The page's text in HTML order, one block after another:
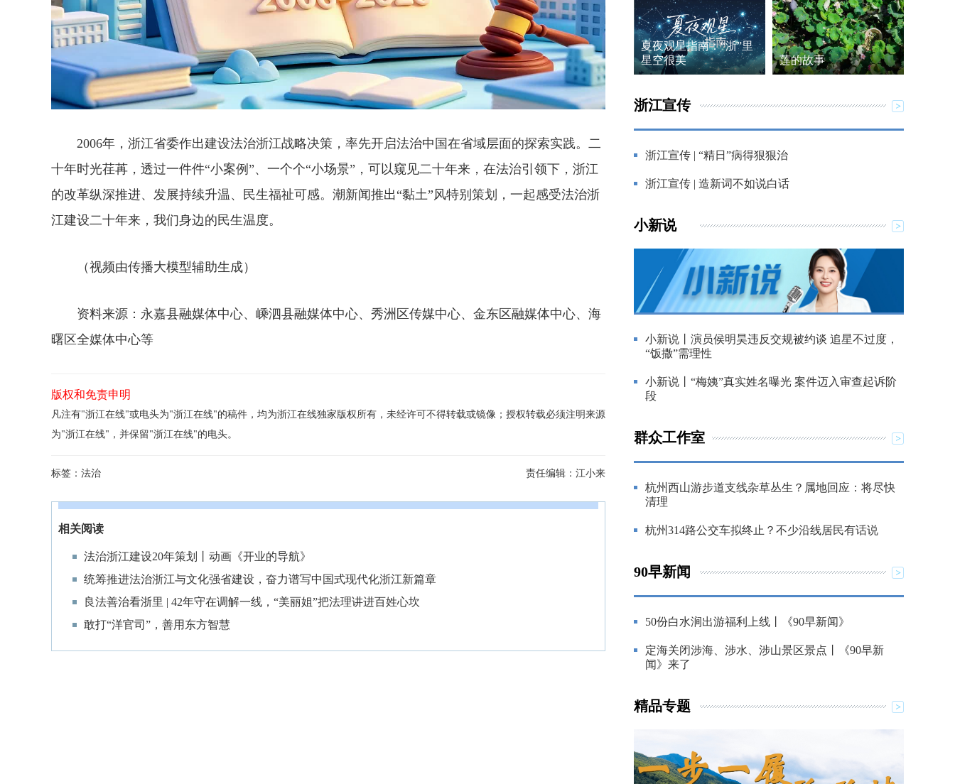
2006年，浙江省委作出建设法治浙江战略决策，率先开启法治中国在省域层面的探索实践。二
十年时光荏苒，透过一件件“小案例”、一个个“小场景”，可以窥见二十年来，在法治引领下，浙江
的改革纵深推进、发展持续升温、民生福祉可感。潮新闻推出“黏土”风特别策划，一起感受法治浙
江建设二十年来，我们身边的民生温度。
（视频由传播大模型辅助生成）
资料来源：永嘉县融媒体中心、嵊泗县融媒体中心、秀洲区传媒中心、金东区融媒体中心、海
曙区全媒体中心等
版权和免责申明
凡注有"浙江在线"或电头为"浙江在线"的稿件，均为浙江在线独家版权所有，未经许可不得转载或镜像；授权转载必须注明来源
为"浙江在线"，并保留"浙江在线"的电头。
标签： 法治 责任编辑： 江小来
相关阅读
法治浙江建设20年策划丨动画《开业的导航》
统筹推进法治浙江与文化强省建设，奋力谱写中国式现代化浙江新篇章
良法善治看浙里 | 42年守在调解一线，“美丽姐”把法理讲进百姓心坎
敢打“洋官司”，善用东方智慧
夏夜观星指南：“浙”里
星空很美
莲的故事
浙江宣传
浙江宣传 | “精日”病得狠狠治
浙江宣传 | 造新词不如说白话
小新说
小新说丨演员侯明昊违反交规被约谈 追星不过度，
“饭撒”需理性
小新说丨“梅姨”真实姓名曝光 案件迈入审查起诉阶
段
群众工作室
杭州西山游步道支线杂草丛生？属地回应：将尽快
清理
杭州314路公交车拟终止？不少沿线居民有话说
90早新闻
50份白水涧出游福利上线丨《90早新闻》
定海关闭涉海、涉水、涉山景区景点丨《90早新
闻》来了
精品专题